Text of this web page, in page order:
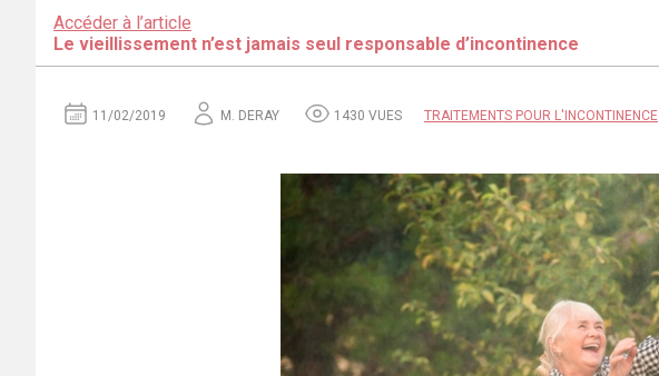
Accéder à l’article
Le vieillissement n’est jamais seul responsable d’incontinence
11/02/2019 M. DERAY 1430 VUES TRAITEMENTS POUR L'INCONTINENCE